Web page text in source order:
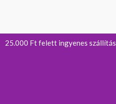
25.000 Ft felett ingyenes szállítás